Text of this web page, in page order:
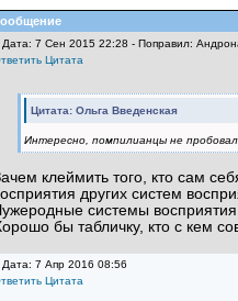
Дата: 7 Сен 2015 22:28 - Поправил:
Цитата
Цитата: Ольга Введенская
Интересно, помпилианцы не
клеймить того, кто сам
других систем
системы
бы табличку, кто с кем
Дата: 7 Апр 2016 08:56
Цитата